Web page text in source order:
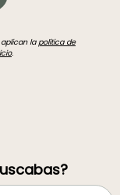
aplican lapolítica de
.